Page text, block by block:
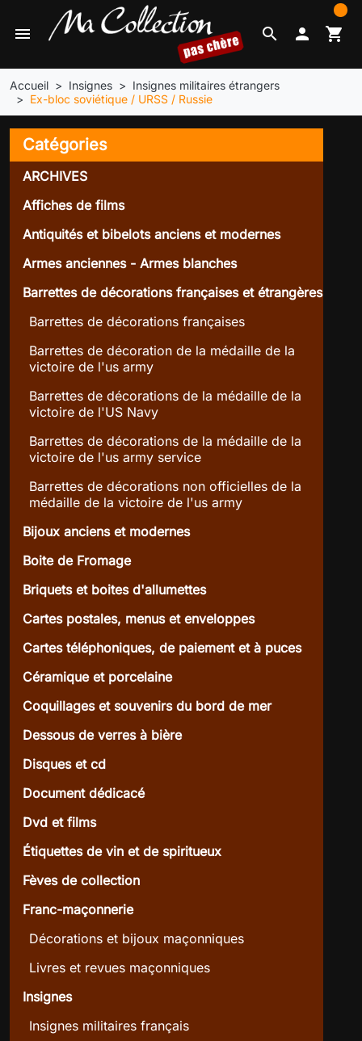
search
menu  shopping_cart
Accueil Insignes
Insignes militaires étrangers
Ex-bloc soviétique / URSS / Russie
Catégories
ARCHIVES
Affiches de films
Antiquités et bibelots anciens et modernes
Armes anciennes - Armes blanches
Barrettes de décorations françaises et étrangères
Barrettes de décorations françaises
Barrettes de décoration de la médaille de la
victoire de l'us army
Barrettes de décorations de la médaille de la
victoire de l'US Navy
Barrettes de décorations de la médaille de la
victoire de l'us army service
Barrettes de décorations non officielles de la
médaille de la victoire de l'us army
Bijoux anciens et modernes
Boite de Fromage
Briquets et boites d'allumettes
Cartes postales, menus et enveloppes
Cartes téléphoniques, de paiement et à puces
Céramique et porcelaine
Coquillages et souvenirs du bord de mer
Dessous de verres à bière
Disques et cd
Document dédicacé
Dvd et films
Étiquettes de vin et de spiritueux
Fèves de collection
Franc-maçonnerie
Décorations et bijoux maçonniques
Livres et revues maçonniques
Insignes
Insignes militaires français